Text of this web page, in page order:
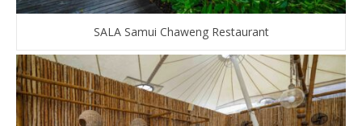
SALA Samui Chaweng Restaurant